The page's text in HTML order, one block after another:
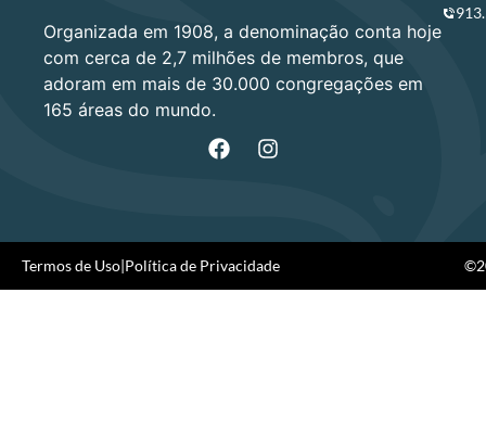
Organizada em 1908, a denominação conta hoje
com cerca de 2,7 milhões de membros, que
adoram em mais de 30.000 congregações em
165 áreas do mundo.
Termos de Uso|Política de Privacidade